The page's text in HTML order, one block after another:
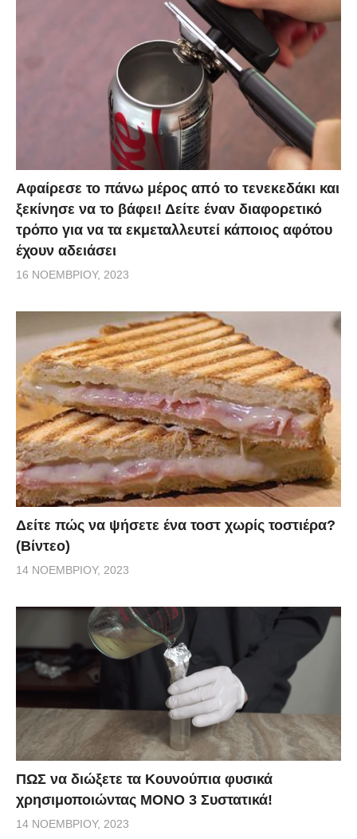
Αφαίρεσε το πάνω μέρος από το τενεκεδάκι και
ξεκίνησε να το βάφει! Δείτε έναν διαφορετικό
τρόπο για να τα εκμεταλλευτεί κάποιος αφότου
έχουν αδειάσει
16 ΝΟΕΜΒΡΊΟΥ, 2023
Δείτε πώς να ψήσετε ένα τοστ χωρίς τοστιέρα?
(Βίντεο)
14 ΝΟΕΜΒΡΊΟΥ, 2023
ΠΩΣ να διώξετε τα Κουνούπια φυσικά
χρησιμοποιώντας ΜΟΝΟ 3 Συστατικά!
14 ΝΟΕΜΒΡΊΟΥ, 2023